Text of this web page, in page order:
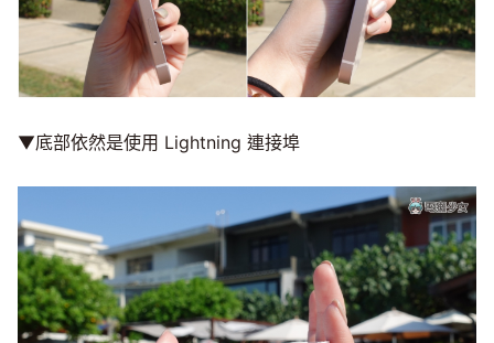
▼底部依然是使用 Lightning 連接埠